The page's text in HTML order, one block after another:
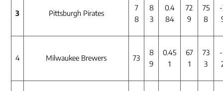
3 Pittsburgh Pirates
7
8
8
3
0.4
84
72
9
75
8
4 Milwaukee Brewers 73
8
9
0.45
1
67
1
73
3